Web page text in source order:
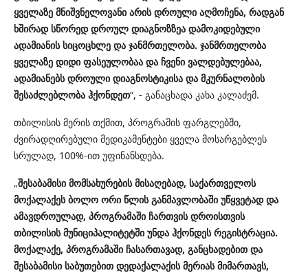
ყველაზე მნიშვნელოვანი არის დროული აღმოჩენა, რადგან
ხშირად სწორედ დროულ დიაგნოზზეა დამოკიდებული
ადამიანის სიცოცხლე და ჯანმრთელობა. ჯანმრთელობა
ყველაზე დიდი ფასეულობაა და ჩვენი ვალდებულებაა,
ადამიანებს დროული დიაგნოსტიკისა და მკურნალობის
შესაძლებლობა ჰქონდეთ“, - განაცხადა კახა კალაძემ.
თბილისის მერის თქმით, პროგრამის ფარგლებში,
ძვირადღირებული მედიკამენტები ყველა მოსარგებლეს
სრულად, 100%-ით უფინანსდება.
„შესაბამისი მომსახურების მისაღებად, საქართველოს
მოქალაქეს ბოლო ორი წლის განმავლობაში უწყვეტად და
ამავდროულად, პროგრამაში ჩართვის დროისთვის
თბილისის მუნიციპალიტეტში უნდა ჰქონდეს რეგისტრაცია.
მოქალაქე, პროგრამაში ჩასართავად, განცხადებით და
შესაბამისი საბუთებით დედაქალაქის მერიას მიმართავს,